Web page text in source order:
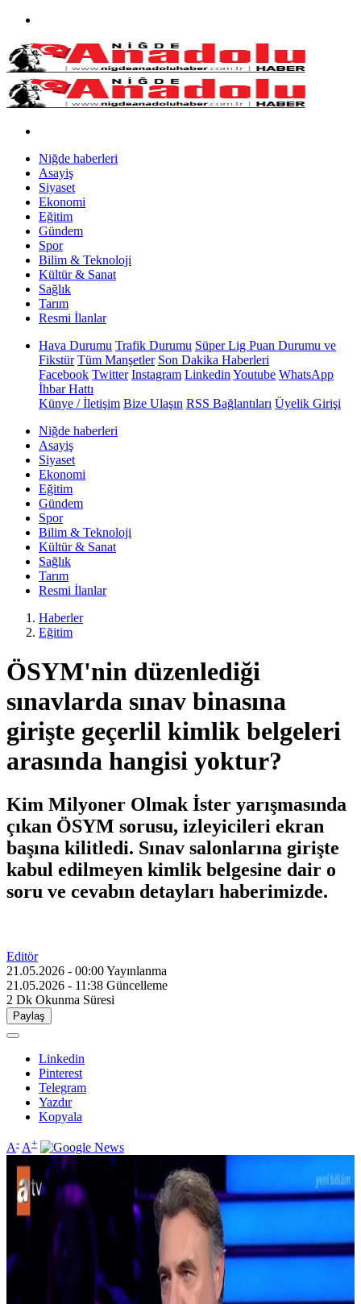
Niğde haberleri
Asayiş
Siyaset
Ekonomi
Eğitim
Gündem
Spor
Bilim & Teknoloji
Kültür & Sanat
Sağlık
Tarım
Resmi İlanlar
Hava Durumu Trafik Durumu Süper Lig Puan Durumu ve
Fikstür Tüm Manşetler Son Dakika Haberleri
Facebook Twitter Instagram Linkedin Youtube WhatsApp
İhbar Hattı
Künye / İletişim Bize Ulaşın RSS Bağlantıları Üyelik Girişi
Niğde haberleri
Asayiş
Siyaset
Ekonomi
Eğitim
Gündem
Spor
Bilim & Teknoloji
Kültür & Sanat
Sağlık
Tarım
Resmi İlanlar
Haberler
Eğitim
ÖSYM'nin düzenlediği
sınavlarda sınav binasına
girişte geçerlil kimlik belgeleri
arasında hangisi yoktur?
Kim Milyoner Olmak İster yarışmasında
çıkan ÖSYM sorusu, izleyicileri ekran
başına kilitledi. Sınav salonlarına girişte
kabul edilmeyen kimlik belgesine dair o
soru ve cevabın detayları haberimizde.
Editör
21.05.2026 - 00:00Yayınlanma
21.05.2026 - 11:38 Güncelleme
2 Dk Okunma Süresi
Paylaş
Linkedin
Pinterest
Telegram
Yazdır
Kopyala
A- A+